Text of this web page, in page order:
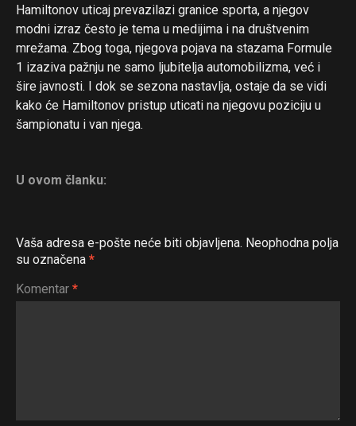
Hamiltonov uticaj prevazilazi granice sporta, a njegov
modni izraz često je tema u medijima i na društvenim
mrežama. Zbog toga, njegova pojava na stazama Formule
1 izaziva pažnju ne samo ljubitelja automobilizma, već i
šire javnosti. I dok se sezona nastavlja, ostaje da se vidi
kako će Hamiltonov pristup uticati na njegovu poziciju u
šampionatu i van njega.
U ovom članku:
Vaša adresa e-pošte neće biti objavljena. Neophodna polja
su označena *
Komentar *